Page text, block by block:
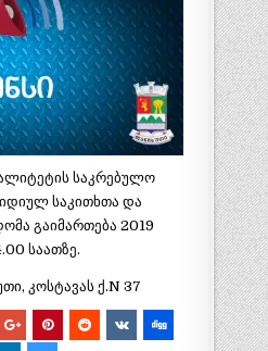
საკრებულო
საკითხთა და
გაიმართება 2019
საათზე.
კოსტავას ქ.N 37